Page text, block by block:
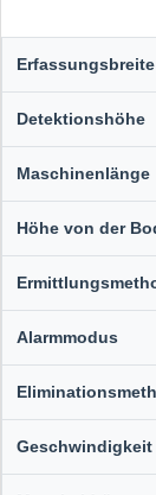
Erfassungsbreite
Detektionshöhe
Maschinenlänge
Höhe von der
Alarmmodus